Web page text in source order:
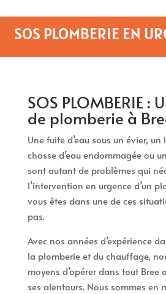
SOS PLOMBERIE EN
SOS PLOMBERIE :
de plomberie à
Une fuite d’eau sous un évier,
chasse d’eau endommagée ou
sont autant de problèmes qui
l’intervention en urgence d’un
vous êtes dans une de ces
pas.
Avec nos années d’expérience
la plomberie et du chauffage,
moyens d’opérer dans tout Bree
ses alentours. Nous sommes en